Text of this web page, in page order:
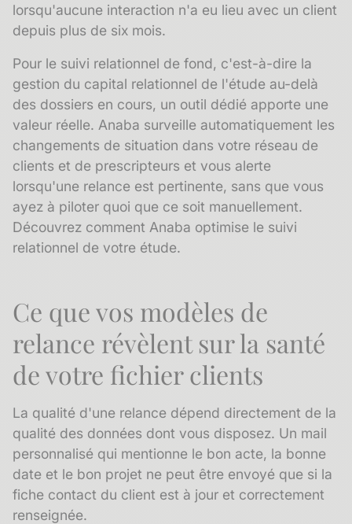
lorsqu'aucune interaction n'a eu lieu avec un client
depuis plus de six mois.
Pour le suivi relationnel de fond, c'est-à-dire la
gestion du capital relationnel de l'étude au-delà
des dossiers en cours, un outil dédié apporte une
valeur réelle. Anaba surveille automatiquement les
changements de situation dans votre réseau de
clients et de prescripteurs et vous alerte
lorsqu'une relance est pertinente, sans que vous
ayez à piloter quoi que ce soit manuellement.
Découvrez comment Anaba optimise le suivi
relationnel de votre étude.
Ce que vos modèles de
relance révèlent sur la santé
de votre fichier clients
La qualité d'une relance dépend directement de la
qualité des données dont vous disposez. Un mail
personnalisé qui mentionne le bon acte, la bonne
date et le bon projet ne peut être envoyé que si la
fiche contact du client est à jour et correctement
renseignée.